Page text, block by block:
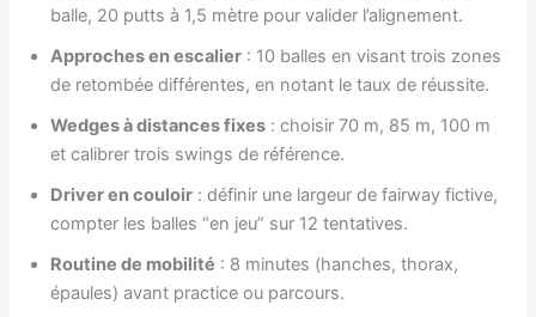
balle, 20 putts à 1,5 mètre pour valider l’alignement.
Approches en escalier : 10 balles en visant trois zones
de retombée différentes, en notant le taux de réussite.
Wedges à distances fixes : choisir 70 m, 85 m, 100 m
et calibrer trois swings de référence.
Driver en couloir : définir une largeur de fairway fictive,
compter les balles “en jeu” sur 12 tentatives.
Routine de mobilité : 8 minutes (hanches, thorax,
épaules) avant practice ou parcours.